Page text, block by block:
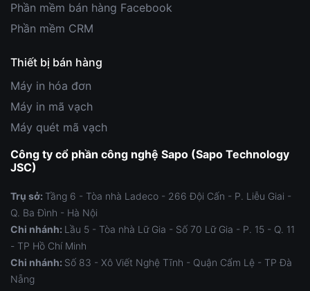
Phần mềm bán hàng Facebook
Phần mềm CRM
Thiết bị bán hàng
Máy in hóa đơn
Máy in mã vạch
Máy quét mã vạch
Công ty cổ phần công nghệ Sapo (Sapo Technology
JSC)
Trụ sở: Tầng 6 - Tòa nhà Ladeco - 266 Đội Cấn - P. Liễu Giai -
Q. Ba Đình - Hà Nội
Chi nhánh: Lầu 5 - Tòa nhà Lữ Gia - Số 70 Lữ Gia - P. 15 - Q. 11
- TP Hồ Chí Minh
Chi nhánh: Số 83 - Xô Viết Nghệ Tĩnh - Quận Cẩm Lệ - TP Đà
Nẵng